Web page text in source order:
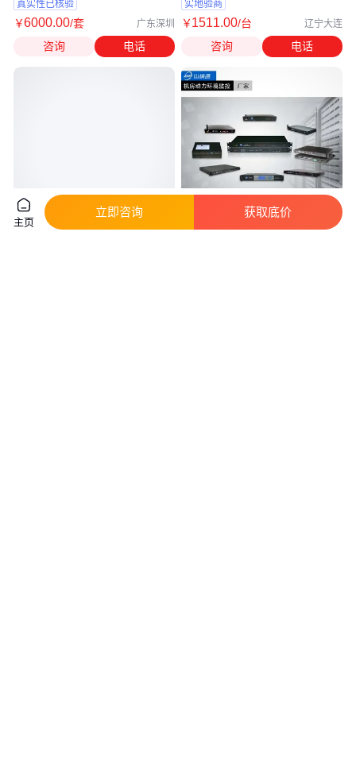
真实性已核验
￥6000.00/套 广东深圳
咨询 电话
实地验商
￥1511.00/台 辽宁大连
咨询 电话
主页
立即咨询 获取底价